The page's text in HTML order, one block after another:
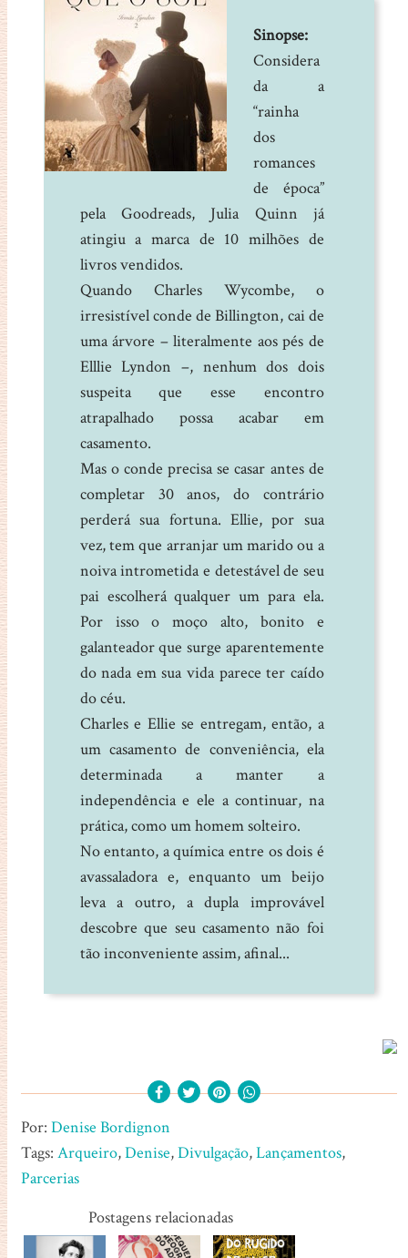
Sinopse:
Considera
da a
“rainha
dos
romances
de época”
pela Goodreads, Julia Quinn já
atingiu a marca de 10 milhões de
livros vendidos.
Quando Charles Wycombe, o
irresistível conde de Billington, cai de
uma árvore – literalmente aos pés de
Elllie Lyndon –, nenhum dos dois
suspeita que esse encontro
atrapalhado possa acabar em
casamento.
Mas o conde precisa se casar antes de
completar 30 anos, do contrário
perderá sua fortuna. Ellie, por sua
vez, tem que arranjar um marido ou a
noiva intrometida e detestável de seu
pai escolherá qualquer um para ela.
Por isso o moço alto, bonito e
galanteador que surge aparentemente
do nada em sua vida parece ter caído
do céu.
Charles e Ellie se entregam, então, a
um casamento de conveniência, ela
determinada a manter a
independência e ele a continuar, na
prática, como um homem solteiro.
No entanto, a química entre os dois é
avassaladora e, enquanto um beijo
leva a outro, a dupla improvável
descobre que seu casamento não foi
tão inconveniente assim, afinal...
Por: Denise Bordignon
Tags: Arqueiro,Denise,Divulgação,Lançamentos,
Parcerias
Postagens relacionadas